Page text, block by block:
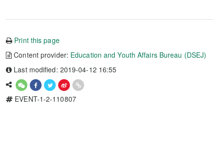
Print this page
Content provider: Education and Youth Affairs Bureau (DSEJ)
Last modified: 2019-04-12 16:55
EVENT-1-2-110807